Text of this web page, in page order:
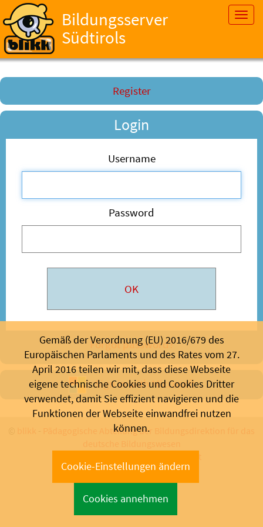
Bildungsserver
Südtirols
Register
Login
Username
Password
Forgot password?
Sign in with Microsoft
Pädagogische Abteilung der Bildungsdirektion für das
Gemäß der Verordnung (EU) 2016/679 des
Europäischen Parlaments und des Rates vom 27.
April 2016 teilen wir mit, dass diese Webseite
eigene technische Cookies und Cookies Dritter
verwendet, damit Sie effizient navigieren und die
Funktionen der Webseite einwandfrei nutzen
können.
Cookie-Einstellungen ändern
Cookies annehmen